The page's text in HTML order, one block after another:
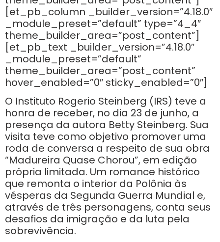
[et_pb_column _builder_version=”4.18.0″
_module_preset=”default” type=”4_4″
theme_builder_area=”post_content”]
[et_pb_text _builder_version=”4.18.0″
_module_preset=”default”
theme_builder_area=”post_content”
hover_enabled=”0″ sticky_enabled=”0″]
O Instituto Rogerio Steinberg (IRS) teve a
honra de receber, no dia 23 de junho, a
presença da autora Betty Steinberg. Sua
visita teve como objetivo promover uma
roda de conversa a respeito de sua obra
“Madureira Quase Chorou”, em edição
própria limitada. Um romance histórico
que remonta o interior da Polônia às
vésperas da Segunda Guerra Mundial e,
através de três personagens, conta seus
desafios da imigração e da luta pela
sobrevivência.